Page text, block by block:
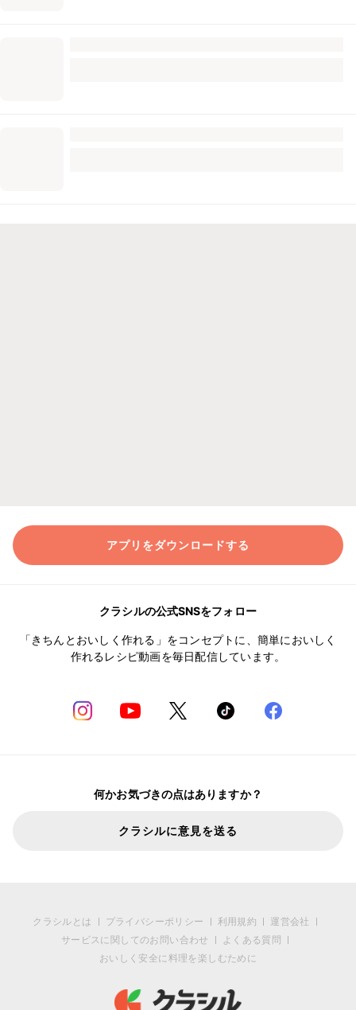
アプリをダウンロードする
クラシルの公式SNSをフォロー
「きちんとおいしく作れる」をコンセプトに、簡単においしく
作れるレシピ動画を毎日配信しています。
何かお気づきの点はありますか？
クラシルに意見を送る
クラシルとは プライバシーポリシー 利用規約
運営会社
サービスに関してのお問い合わせ
よくある質問
おいしく安全に料理を楽しむために